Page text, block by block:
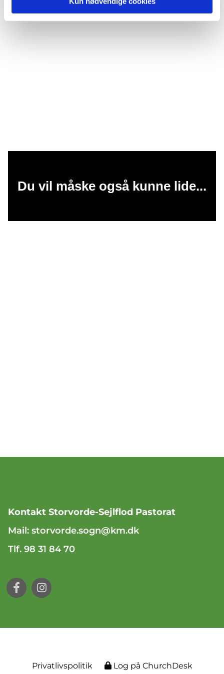
Du vil måske også kunne lide...
Kontakt Storvorde-Sejlflod Pastorat
Mail: storvorde.sogn@km.dk
Tlf. 98 31 84 70
Privatlivspolitik Log på ChurchDesk